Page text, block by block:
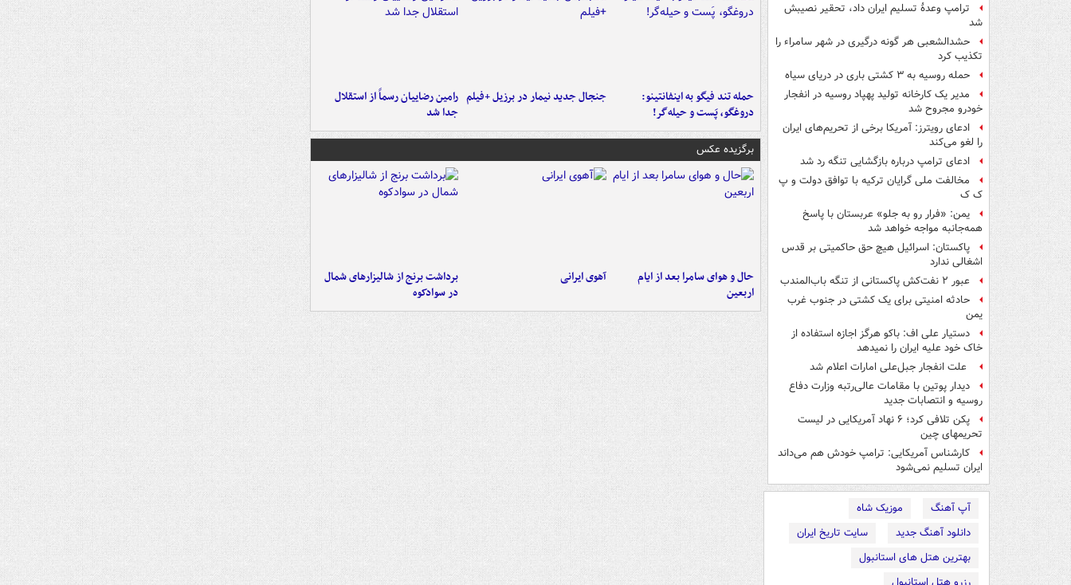
ترامپ وعدۀ تسلیم ایران داد، تحقیر نصیبش
شد
حشدالشعبی هر گونه درگیری در شهر سامراء را
تکذیب کرد
حمله روسیه به ۳ کشتی باری در دریای سیاه
مدیر یک کارخانه تولید پهپاد روسیه در انفجار
خودرو مجروح شد
ادعای رویترز: آمریکا برخی از تحریم‌های ایران
را لغو می‌کند
ادعای ترامپ درباره بازگشایی تنگه رد شد
مخالفت ملی گرایان ترکیه با توافق دولت و پ
ک ک
یمن: «فرار رو به جلو» عربستان با پاسخ
همه‌جانبه‌ مواجه خواهد شد
پاکستان: اسرائیل هیچ حق حاکمیتی بر قدس
اشغالی ندارد
عبور ۲ نفت‌کش پاکستانی از تنگه باب‌المندب
حادثه امنیتی برای یک کشتی در جنوب غرب
یمن
دستیار علی اف: باکو هرگز اجازه استفاده از
خاک خود علیه ایران را نمیدهد
علت انفجار جبل‌علی امارات اعلام شد
دیدار پوتین با مقامات عالی‌رتبه وزارت دفاع
روسیه و انتصابات جدید
پکن تلافی کرد؛ ۶ نهاد آمریکایی در لیست
تحریمهای چین
کارشناس آمریکایی: ترامپ خودش هم می‌داند
ایران تسلیم نمی‌شود
آپ آهنگ
موزیک شاه
دانلود آهنگ جدید
سایت تاریخ ایران
بهترین هتل های استانبول
حمله تند فیگو به اینفانتینو:
دروغگو، پَست‌ و حیله‌گر!
جنجال جدید نیمار در برزیل +فیلم رامین رضاییان رسماً از استقلال
جدا شد
برگزیده عکس
حال و هوای سامرا بعد از ایام
اربعین
آهوی ایرانی
برداشت برنج از شالیزارهای شمال
در سوادکوه